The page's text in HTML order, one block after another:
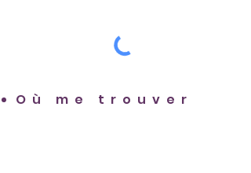
Où me trouver